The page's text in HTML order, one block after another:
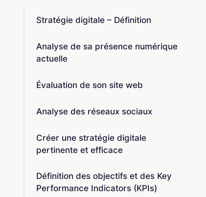
Stratégie digitale – Définition
Analyse de sa présence numérique
actuelle
Évaluation de son site web
Analyse des réseaux sociaux
Créer une stratégie digitale
pertinente et efficace
Définition des objectifs et des Key
Performance Indicators (KPIs)